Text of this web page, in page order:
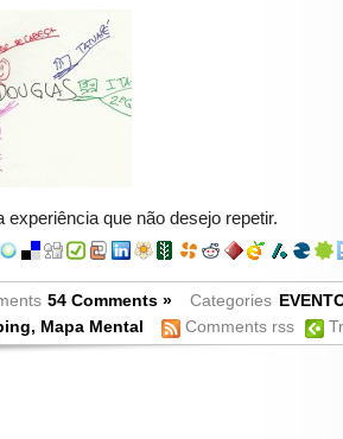
experiência que não desejo repetir.
54 Comments » Categories
, Mapa Mental Comments rss